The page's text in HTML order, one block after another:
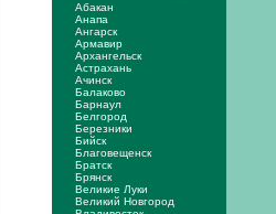
Абакан
Анапа
Ангарск
Армавир
Архангельск
Астрахань
Ачинск
Балаково
Барнаул
Белгород
Березники
Бийск
Благовещенск
Братск
Брянск
Великие Луки
Великий Новгород